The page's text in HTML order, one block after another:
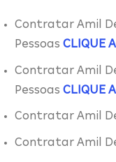
Contratar Amil
Pessoas CLIQUE
Contratar Amil
Pessoas CLIQUE
Contratar Amil
Contratar Amil